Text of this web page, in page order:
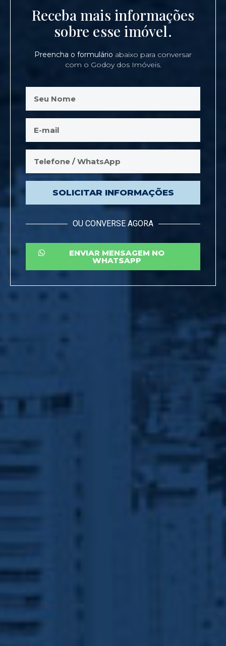
Receba mais informações
sobre esse imóvel.
Preencha o formulário abaixo para conversar
com o Godoy dos Imóveis.
SOLICITAR INFORMAÇÕES
OU CONVERSE AGORA
ENVIAR MENSAGEM NO
WHATSAPP